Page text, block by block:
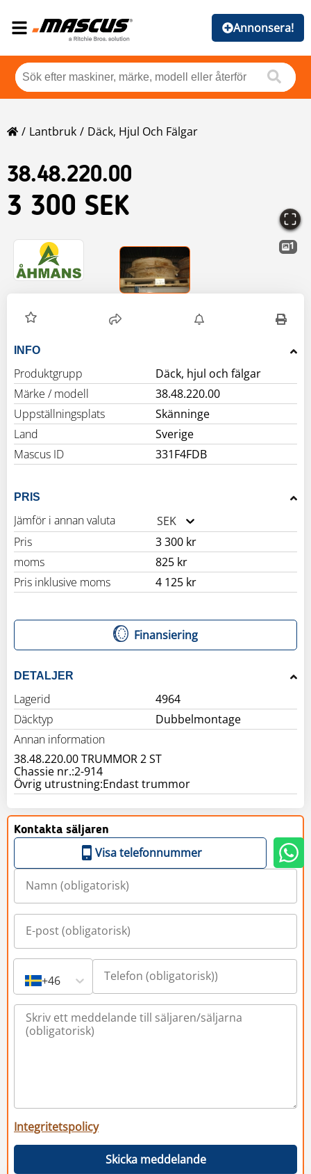
Annonsera!
Lantbruk Däck, Hjul Och Fälgar
38.48.220.00
3 300 SEK
1
INFO
Produktgrupp
Däck, hjul och fälgar
Märke / modell
38.48.220.00
Uppställningsplats
Skänninge
Land
Sverige
Mascus ID
331F4FDB
PRIS
Jämför i annan valuta
SEK
Pris
3 300 kr
moms
825 kr
Pris inklusive moms
4 125 kr
Finansiering
DETALJER
Lagerid
4964
Däcktyp
Dubbelmontage
Annan information
38.48.220.00 TRUMMOR 2 ST
Chassie nr.:2-914
Övrig utrustning:Endast trummor
Kontakta säljaren
Visa telefonnummer
+46
Integritetspolicy
Skicka meddelande